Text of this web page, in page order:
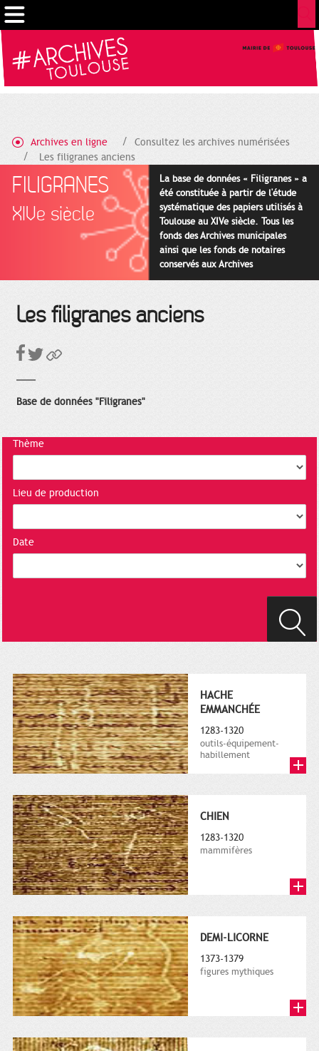
Archives en ligne
Consultez les archives numérisées
Les filigranes anciens
FILIGRANES
XIVe siècle
La base de données « Filigranes » a
été constituée à partir de l'étude
systématique des papiers utilisés à
Toulouse au XIVe siècle. Tous les
fonds des Archives municipales
ainsi que les fonds de notaires
conservés aux Archives
départementales pour cette
Les filigranes anciens
Base de données "Filigranes"
Thème
Lieu de production
Date
HACHE
EMMANCHÉE
1283-1320
outils-équipement-
habillement
CHIEN
1283-1320
mammifères
DEMI-LICORNE
1373-1379
figures mythiques
Gestion de vos préférences sur les cookies